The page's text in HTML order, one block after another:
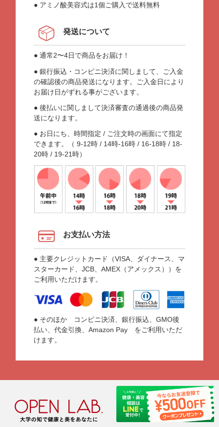
● アミノ酸美容式は1個ご購入で送料無料
発送について
● 通常2〜4日で商品をお届け！
● 銀行振込・コンビニ決済に関しまして、ご入金
の確認後の商品発送になります。ご入金日により
お届け日がずれる事がございます。
● 後払いに関しまして決済審査の通過後の商品発
送になります。
● お日にち、時間指定 / ご注文時の画面にて指定
できます。（ 9-12時 / 14時-16時 / 16-18時 / 18-
20時 / 19-21時）
お支払い方法
● 主要クレジットカード（VISA、ダイナース、マ
スターカード、JCB、AMEX（アメックス））を
ご利用いただけます。
● そのほか コンビニ決済、銀行振込、GMO後
払い、代金引換、Amazon Pay をご利用いただ
けます。